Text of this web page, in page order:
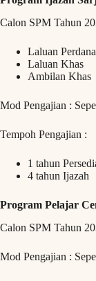
Calon SPM Tahun
Laluan Perdana
Laluan Khas
Ambilan Khas
Mod Pengajian :
Tempoh Pengajian :
1 tahun
4 tahun Ijazah
Program Pelajar
Calon SPM Tahun
Mod Pengajian :